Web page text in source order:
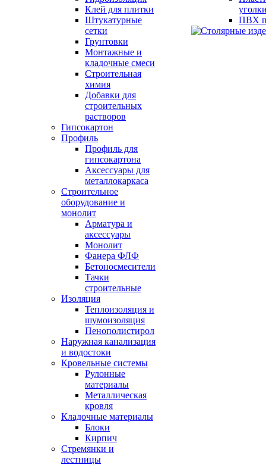
Клей для плитки
Штукатурные
сетки
Грунтовки
Монтажные и
кладочные смеси
Строительная
химия
Добавки для
строительных
растворов
Гипсокартон
Профиль
Профиль для
гипсокартона
Аксессуары для
металлокаркаса
Строительное
оборудование и
монолит
Арматура и
аксессуары
Монолит
Фанера ФЛФ
Бетоносмесители
Тачки
строительные
Изоляция
Теплоизоляция и
шумоизоляция
Пенополистирол
Наружная канализация
и водостоки
Кровельные системы
Рулонные
материалы
Металлическая
кровля
Кладочные материалы
Блоки
Кирпич
Стремянки и
лестницы
ПВХ